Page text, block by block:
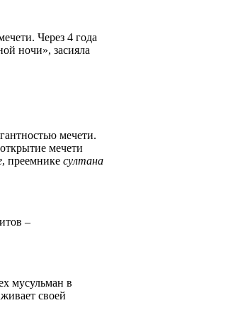
Через 4 года
ночи», засияла
мечети.
мечети
, преемнике султана
–
мусульман в
своей